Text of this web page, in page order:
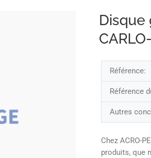
Disque
Référence:
Référence
Autres
Chez ACRO-
produits, que